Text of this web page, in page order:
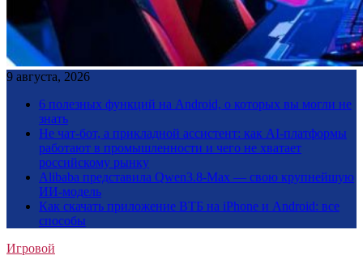
9 августа, 2026
6 полезных функций на Android, о которых вы могли не
знать
Не чат-бот, а прикладной ассистент: как AI-платформы
работают в промышленности и чего не хватает
российскому рынку
Alibaba представила Qwen3.8-Max — свою крупнейшую
ИИ-модель
Как скачать приложение ВТБ на iPhone и Android: все
способы
Игровой